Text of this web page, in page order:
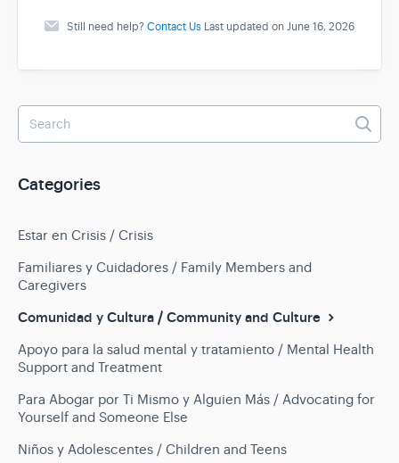
Still need help?Contact Us Last updated on June 16, 2026
Categories
Estar en Crisis / Crisis
Familiares y Cuidadores / Family Members and
Caregivers
Comunidad y Cultura / Community and Culture
Apoyo para la salud mental y tratamiento / Mental Health
Support and Treatment
Para Abogar por Ti Mismo y Alguien Más / Advocating for
Yourself and Someone Else
Niños y Adolescentes / Children and Teens